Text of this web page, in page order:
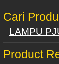
Cari
LAMPU
Product